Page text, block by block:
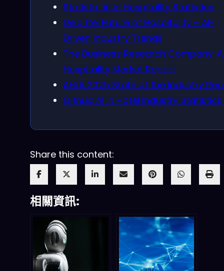
Statista: AI in Hospitality Statistics
Deloitte: Future of Hospitality – AI-
Driven Industry Trends
The Business Research Company:
Hospitality Market Report
AHLA 2025 State of the Industry
Gitnux: AI in Hotel Industry Statistics
Share this content:
相關資訊: